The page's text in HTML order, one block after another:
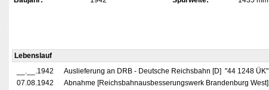
Lebenslauf
__.__.1942
Auslieferung an DRB - Deutsche Reichsbahn [D] "44 1248 ÜK"
07.08.1942
Abnahme [Reichsbahnausbesserungswerk Brandenburg West]